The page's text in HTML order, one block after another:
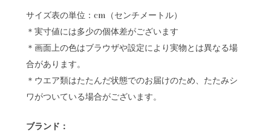
サイズ表の単位：cm（センチメートル）
＊実寸値には多少の個体差がございます
＊画面上の色はブラウザや設定により実物とは異なる場
合があります。
＊ウエア類はたたんだ状態でのお届けのため、たたみシ
ワがついている場合がございます。
ブランド：